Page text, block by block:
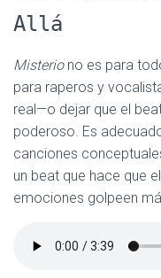
Allá
Misteriono es para
para raperos y
real—o dejar que el
poderoso. Es
canciones
un beat que hace que
emociones golpeen